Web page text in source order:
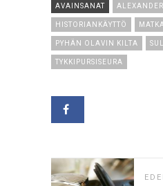
AVAINSANAT
HISTORIANKÄYTTÖ
PYHÄN OLAVIN KILTA
TYKKIPURSISEURA